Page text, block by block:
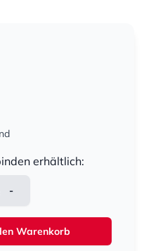
erhältlich:
-
Warenkorb